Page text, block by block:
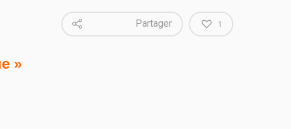
Partager 1
»